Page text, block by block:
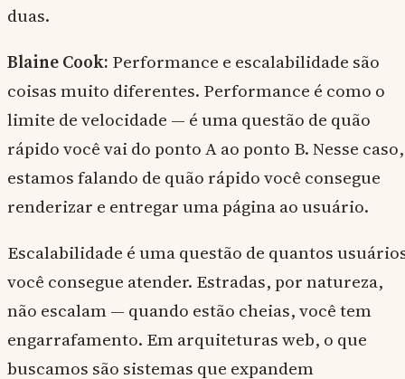
duas.
Blaine Cook: Performance e escalabilidade são
coisas muito diferentes. Performance é como o
limite de velocidade — é uma questão de quão
rápido você vai do ponto A ao ponto B. Nesse caso,
estamos falando de quão rápido você consegue
renderizar e entregar uma página ao usuário.
Escalabilidade é uma questão de quantos
você consegue atender. Estradas, por natureza,
não escalam — quando estão cheias, você tem
engarrafamento. Em arquiteturas web, o que
buscamos são sistemas que expandem